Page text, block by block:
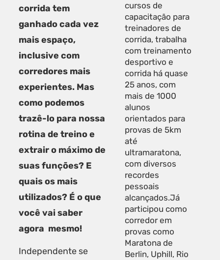
corrida tem
ganhado cada vez
mais espaço,
inclusive com
corredores mais
experientes. Mas
como podemos
trazê-lo para nossa
rotina de treino e
extrair o máximo de
suas funções? E
quais os mais
utilizados? É o que
você vai saber
agora mesmo!
Independente se
cursos de
capacitação para
treinadores de
corrida, trabalha
com treinamento
desportivo e
corrida há quase
25 anos, com
mais de 1000
alunos
orientados para
provas de 5km
até
ultramaratona,
com diversos
recordes
pessoais
alcançados.Já
participou como
corredor em
provas como
Maratona de
Berlin, Uphill, Rio